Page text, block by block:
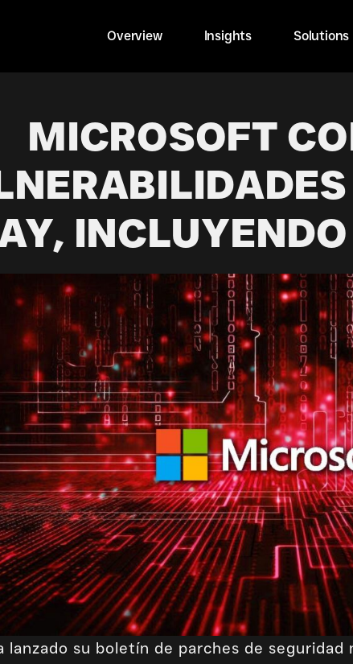
Overview Insights Solutions
MICROSOFT
lanzado su boletín de parches de